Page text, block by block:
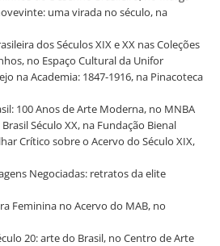
uma virada no século, na
dos Séculos XIX e XX nas Coleções
no Espaço Cultural da Unifor
na Academia: 1847-1916, na Pinacoteca
100 Anos de Arte Moderna, no MNBA
Século XX, na Fundação Bienal
Crítico sobre o Acervo do Século XIX,
Negociadas: retratos da elite
Feminina no Acervo do MAB, no
20: arte do Brasil, no Centro de Arte